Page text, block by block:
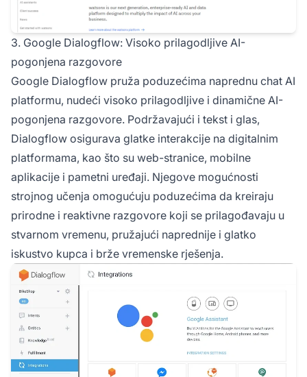
3. Google Dialogflow: Visoko prilagodljive AI-
pogonjena razgovore
Google Dialogflow pruža poduzećima naprednu chat AI
platformu, nudeći visoko prilagodljive i dinamične AI-
pogonjena razgovore. Podržavajući i tekst i glas,
Dialogflow osigurava glatke interakcije na digitalnim
platformama, kao što su web-stranice, mobilne
aplikacije i pametni uređaji. Njegove mogućnosti
strojnog učenja omogućuju poduzećima da kreiraju
prirodne i reaktivne razgovore koji se prilagođavaju u
stvarnom vremenu, pružajući naprednije i glatko
iskustvo kupca i brže vremenske rješenja.